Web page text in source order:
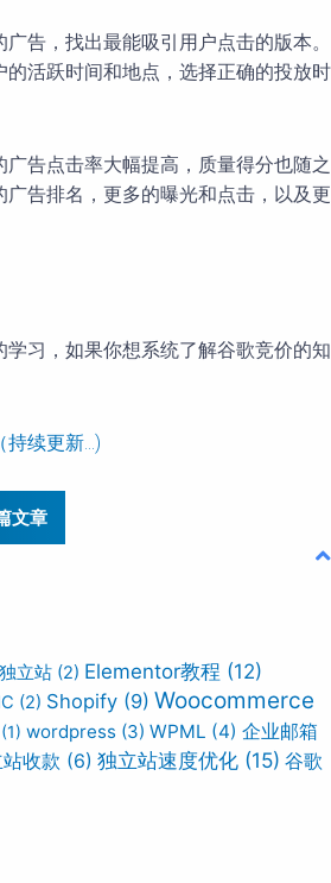
告，找出最能吸引用户点击的版本。
的活跃时间和地点，选择正确的投放时
告点击率大幅提高，质量得分也随之
告排名，更多的曝光和点击，以及更
习，如果你想系统了解谷歌竞价的知
持续更新…)
文章
立站 (2) Elementor教程 (12)
(2) Shopify (9) Woocommerce
(1) wordpress (3) WPML (4) 企业邮箱
收款 (6) 独立站速度优化 (15) 谷歌